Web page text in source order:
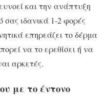
και την ανάπτυξη
ιδανικά 1-2 φορές
επηρεάζει το δέρμα
να το ερεθίσει ή να
αρκετές.
με το έντονο